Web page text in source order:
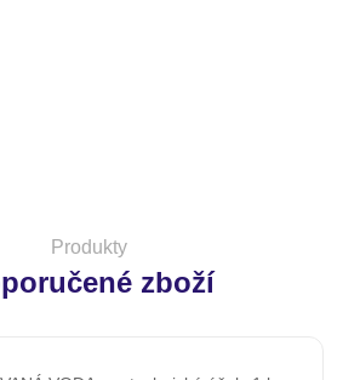
Produkty
zboží